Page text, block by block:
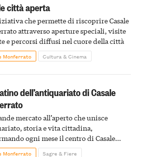
città aperta
che permette di riscoprire Casale
attraverso aperture speciali, visite
e percorsi diffusi nel cuore della città
Monferrato Cultura & Cinema
dell’antiquariato di Casale
mercato all’aperto che unisce
storia e vita cittadina,
ogni mese il centro di Casale
in un luogo di scoperta e racconto
Monferrato Sagre & Fiere